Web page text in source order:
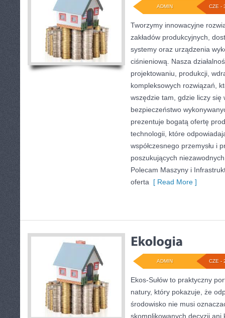
CZE -
ADMIN
Tworzymy innowacyjne
zakładów produkcyjnych,
systemy oraz urządzenia
ciśnieniową. Nasza
projektowaniu, produkcji,
kompleksowych rozwiązań,
wszędzie tam, gdzie liczy się
bezpieczeństwo
prezentuje bogatą ofertę
technologii, które
współczesnego przemysłu i
poszukujących
Polecam Maszyny i
oferta [ Read More ]
CZE -
ADMIN
Ekos-Sułów to praktyczny
natury, który pokazuje, że
środowisko nie musi
skomplikowanych decyzji ani